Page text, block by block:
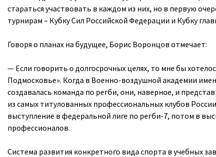
стараться участвовать в каждом из них, но в первую
турнирам – Кубку Сил Российской Федерации и Кубку
Говоря о планах на будущее, Борис Воронцов отмечает:
— Если говорить о долгосрочных целях, то мне бы
Подмосковье». Когда в Военно-воздушной академии
создавалась команда по регби, они, наверное, и
из самых титулованных профессиональных клубов
выступление в федеральной лиге по регби-7, потом в
профессионалов.
Система развития конкретного вида спорта в учебных